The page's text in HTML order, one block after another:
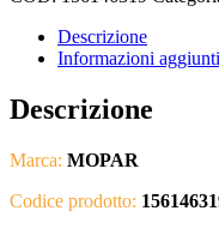
Descrizione
Informazioni
Descrizione
Marca: MOPAR
Codice prodotto: